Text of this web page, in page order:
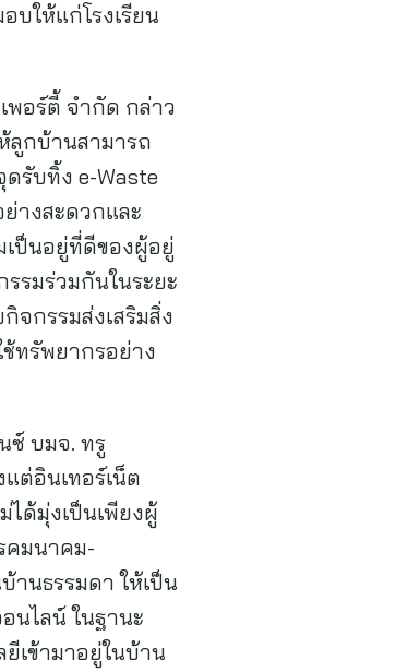
บให้แก่โรงเรียน
พอร์ตี้ จำกัด กล่าว
ลูกบ้านสามารถ
รับทิ้ง e-Waste
างสะดวกและ
ป็นอยู่ที่ดีของผู้อยู่
รมร่วมกันในระยะ
จกรรมส่งเสริมสิ่ง
ทรัพยากรอย่าง
ซ์ บมจ. ทรู
ต่อินเทอร์เน็ต
ด้มุ่งเป็นเพียงผู้
คมนาคม-
นธรรมดา ให้เป็น
นไลน์ ในฐานะ
เข้ามาอยู่ในบ้าน